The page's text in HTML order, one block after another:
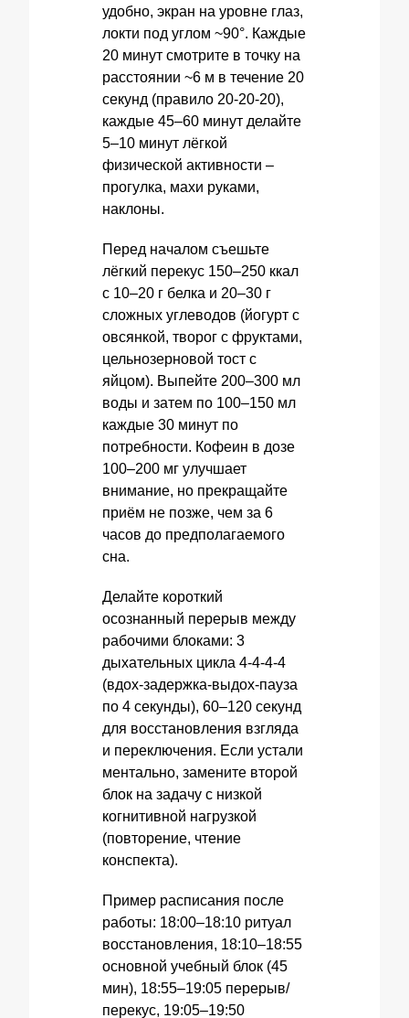
удобно, экран на уровне глаз,
локти под углом ~90°. Каждые
20 минут смотрите в точку на
расстоянии ~6 м в течение 20
секунд (правило 20‑20‑20),
каждые 45–60 минут делайте
5–10 минут лёгкой
физической активности –
прогулка, махи руками,
наклоны.
Перед началом съешьте
лёгкий перекус 150–250 ккал
с 10–20 г белка и 20–30 г
сложных углеводов (йогурт с
овсянкой, творог с фруктами,
цельнозерновой тост с
яйцом). Выпейте 200–300 мл
воды и затем по 100–150 мл
каждые 30 минут по
потребности. Кофеин в дозе
100–200 мг улучшает
внимание, но прекращайте
приём не позже, чем за 6
часов до предполагаемого
сна.
Делайте короткий
осознанный перерыв между
рабочими блоками: 3
дыхательных цикла 4‑4‑4‑4
(вдох‑задержка‑выдох‑пауза
по 4 секунды), 60–120 секунд
для восстановления взгляда
и переключения. Если устали
ментально, замените второй
блок на задачу с низкой
когнитивной нагрузкой
(повторение, чтение
конспекта).
Пример расписания после
работы: 18:00–18:10 ритуал
восстановления, 18:10–18:55
основной учебный блок (45
мин), 18:55–19:05 перерыв/
перекус, 19:05–19:50